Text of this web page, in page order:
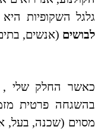
גלגל השקופיות
לבושים (אנשים,
כאשר החלק שלי ,
בהשגחה פרטית
מסוים (שכנה, בעל,